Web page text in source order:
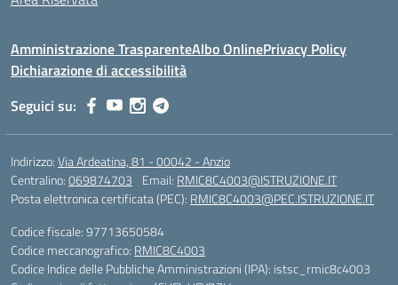
Amministrazione TrasparenteAlbo OnlinePrivacy Policy
Dichiarazione di accessibilità
Seguici su:
Indirizzo:Via Ardeatina, 81 - 00042 - Anzio
Centralino:069874703 Email: RMIC8C4003@ISTRUZIONE.IT
Posta elettronica certificata (PEC): RMIC8C4003@PEC.ISTRUZIONE.IT
Codice fiscale: 97713650584
Codice meccanografico: RMIC8C4003
Codice Indice delle Pubbliche Amministrazioni (IPA): istsc_rmic8c4003